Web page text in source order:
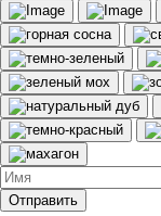
Отправить